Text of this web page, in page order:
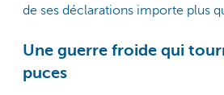
de ses déclarations importe plus
Une guerre froide qui
puces